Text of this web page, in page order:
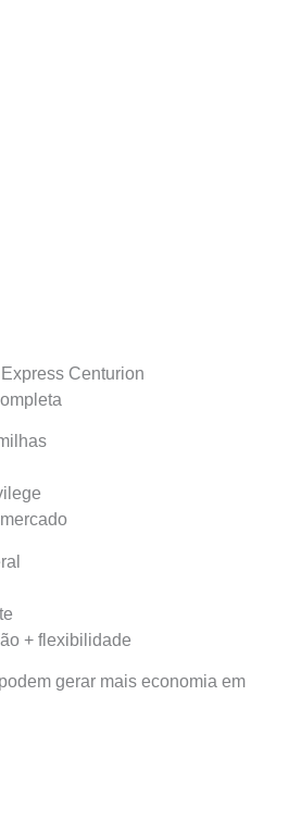
Centurion
+ flexibilidade
gerar mais economia em